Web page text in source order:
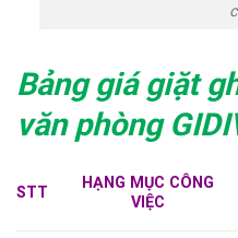
Bảng giá giặt
văn phòng
STT
HẠNG MỤC CÔNG
VIỆC